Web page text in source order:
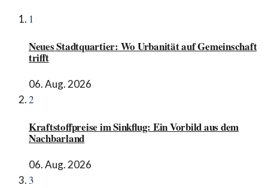
1
Neues Stadtquartier: Wo Urbanität auf Gemeinschaft
trifft
06. Aug. 2026
2
Kraftstoffpreise im Sinkflug: Ein Vorbild aus dem
Nachbarland
06. Aug. 2026
3